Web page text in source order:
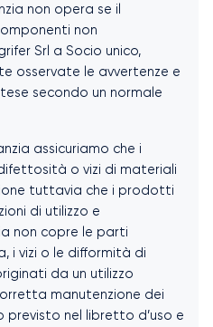
non opera se il
non
Srl a Socio unico,
osservate le avvertenze e
secondo un normale
assicuriamo che i
o vizi di materiali
tuttavia che i prodotti
di utilizzo e
non copre le parti
i vizi o le difformità di
da un utilizzo
manutenzione dei
nel libretto d’uso e